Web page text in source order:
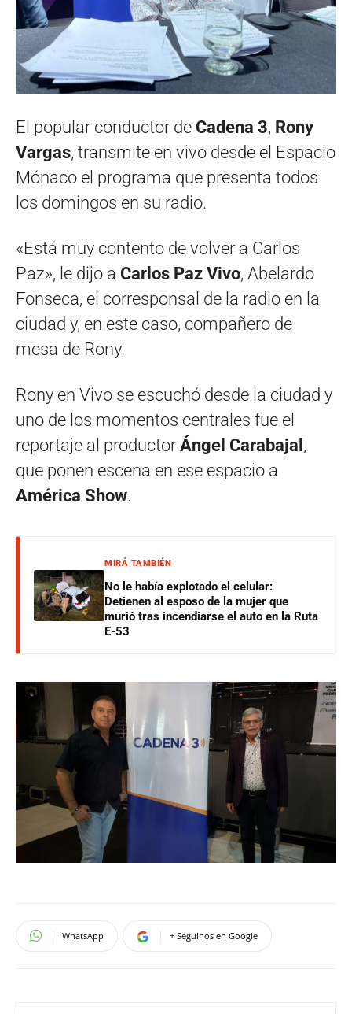
El popular conductor de Cadena 3, Rony
Vargas, transmite en vivo desde el Espacio
Mónaco el programa que presenta todos
los domingos en su radio.
«Está muy contento de volver a Carlos
Paz», le dijo a Carlos Paz Vivo, Abelardo
Fonseca, el corresponsal de la radio en la
ciudad y, en este caso, compañero de
mesa de Rony.
Rony en Vivo se escuchó desde la ciudad y
uno de los momentos centrales fue el
reportaje al productor Ángel Carabajal ,
que ponen escena en ese espacio a
América Show.
MIRÁ TAMBIÉN
No le había explotado el celular:
Detienen al esposo de la mujer que
murió tras incendiarse el auto en la Ruta
E-53
WhatsApp + Seguinos en Google